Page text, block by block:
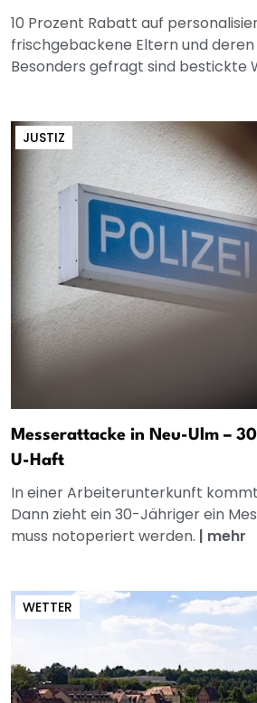
10 Prozent Rabatt auf
frischgebackene Eltern und deren
Besonders gefragt sind bestickte
JUSTIZ
Messerattacke in Neu-Ulm –
U-Haft
In einer Arbeiterunterkunft
Dann zieht ein 30-Jähriger ein
muss notoperiert werden. | mehr
WETTER